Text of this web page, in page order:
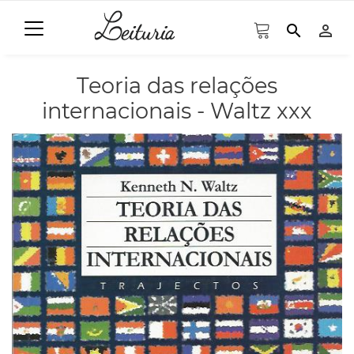
search person_outline
Teoria das relações
internacionais - Waltz xxx